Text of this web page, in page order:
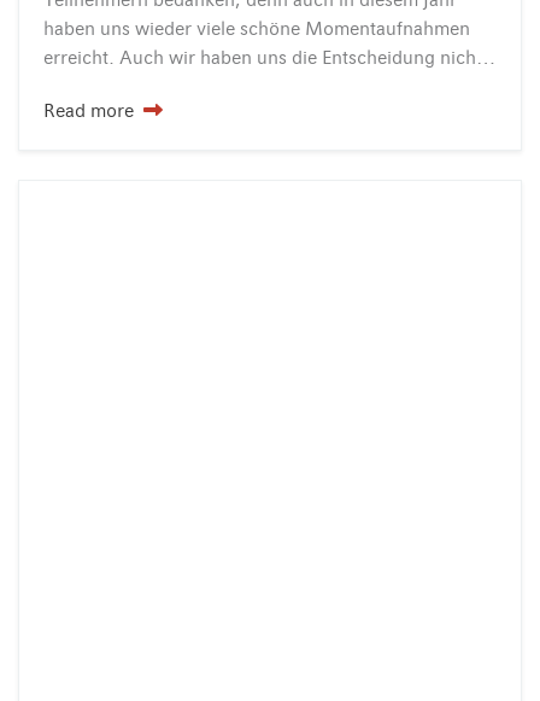
haben uns wieder viele schöne Momentaufnahmen
erreicht. Auch wir haben uns die Entscheidung nicht leicht gemacht und sind zu folgender Platzierung für den „Glückliche…
Read more